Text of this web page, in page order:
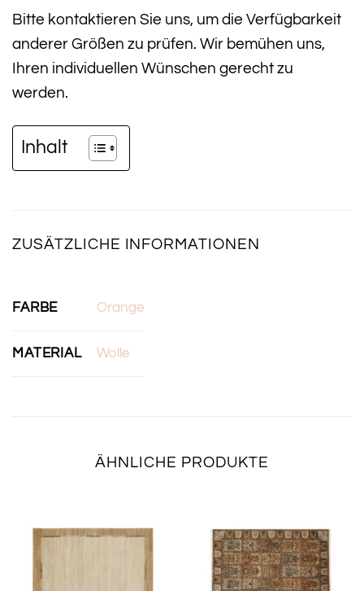
Bitte kontaktieren Sie uns, um die Verfügbarkeit
anderer Größen zu prüfen. Wir bemühen uns,
Ihren individuellen Wünschen gerecht zu
werden.
Inhalt
ZUSÄTZLICHE INFORMATIONEN
FARBE Orange
MATERIAL Wolle
ÄHNLICHE PRODUKTE